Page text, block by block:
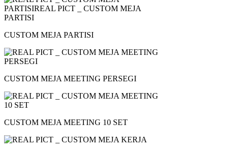
CUSTOM MEJA PARTISI
CUSTOM MEJA MEETING PERSEGI
CUSTOM MEJA MEETING 10 SET